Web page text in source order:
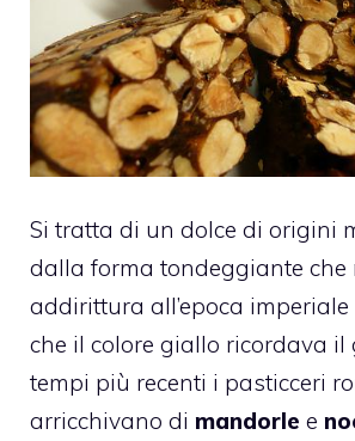
Si tratta di un dolce di origini
dalla forma tondeggiante che
addirittura all’epoca
che il colore giallo ricordava il
tempi più recenti i pasticceri
arricchivano di mandorle e